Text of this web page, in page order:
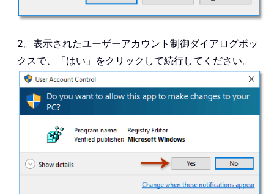
2。表示されたユーザーアカウント制御ダイアログボッ
クスで、「はい」をクリックして続行してください。